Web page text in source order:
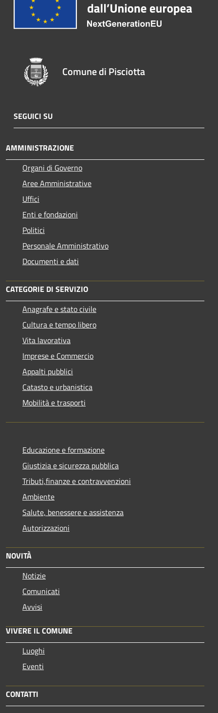
Comune di Pisciotta
SEGUICI SU
AMMINISTRAZIONE
Organi di Governo
Aree Amministrative
Uffici
Enti e fondazioni
Politici
Personale Amministrativo
Documenti e dati
CATEGORIE DI SERVIZIO
Anagrafe e stato civile
Cultura e tempo libero
Vita lavorativa
Imprese e Commercio
Appalti pubblici
Catasto e urbanistica
Mobilità e trasporti
Educazione e formazione
Giustizia e sicurezza pubblica
Tributi,finanze e contravvenzioni
Ambiente
Salute, benessere e assistenza
Autorizzazioni
NOVITÀ
Notizie
Comunicati
Avvisi
VIVERE IL COMUNE
Luoghi
Eventi
CONTATTI